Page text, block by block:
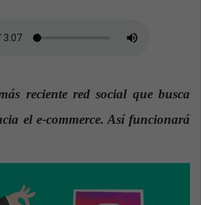
reciente red social que busca
el e-commerce. Así funcionará